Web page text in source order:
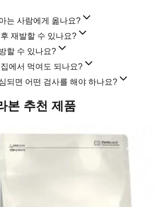
는 사람에게 옮나요?
재발할 수 있나요?
할 수 있나요?
에서 먹여도 되나요?
되면 어떤 검사를 해야 하나요?
본 추천 제품